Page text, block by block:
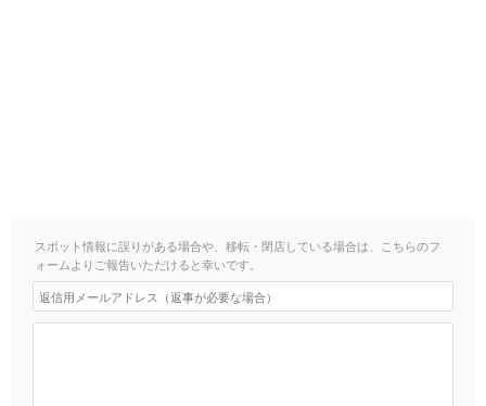
スポット情報に誤りがある場合や、移転・閉店している場合は、こちらのフ
ォームよりご報告いただけると幸いです。